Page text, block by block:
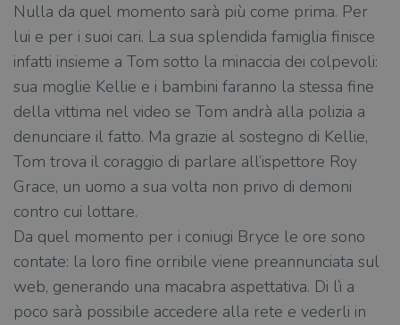
Nulla da quel momento sarà più come prima. Per
lui e per i suoi cari. La sua splendida famiglia finisce
infatti insieme a Tom sotto la minaccia dei colpevoli:
sua moglie Kellie e i bambini faranno la stessa fine
della vittima nel video se Tom andrà alla polizia a
denunciare il fatto. Ma grazie al sostegno di Kellie,
Tom trova il coraggio di parlare all’ispettore Roy
Grace, un uomo a sua volta non privo di demoni
contro cui lottare.
Da quel momento per i coniugi Bryce le ore sono
contate: la loro fine orribile viene preannunciata sul
web, generando una macabra aspettativa. Di lì a
poco sarà possibile accedere alla rete e vederli in